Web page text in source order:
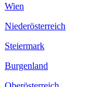
Wien
Niederösterreich
Steiermark
Burgenland